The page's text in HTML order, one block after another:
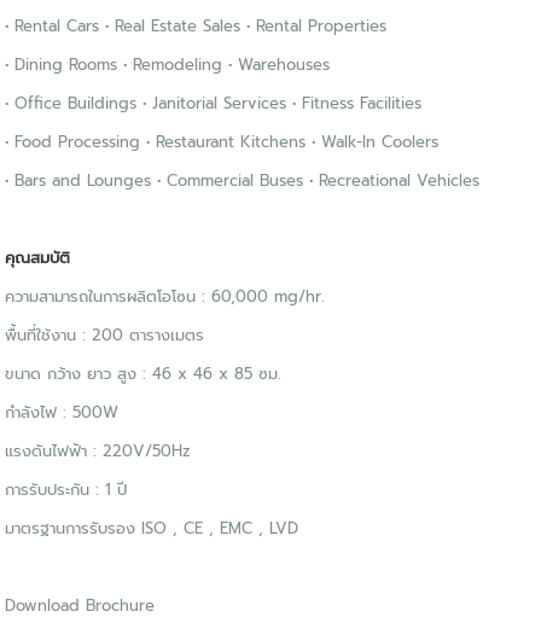
• Rental Cars • Real Estate Sales • Rental Properties
• Dining Rooms • Remodeling • Warehouses
• Office Buildings • Janitorial Services • Fitness Facilities
• Food Processing • Restaurant Kitchens • Walk-In Coolers
• Bars and Lounges • Commercial Buses • Recreational Vehicles
คุณสมบัติ
ความสามารถในการผลิตโอโซน : 60,000 mg/hr.
พื้นที่ใช้งาน : 200 ตารางเมตร
ขนาด กว้าง ยาว สูง : 46 x 46 x 85 ซม.
กำลังไฟ : 500W
แรงดันไฟฟ้า : 220V/50Hz
การรับประกัน : 1 ปี
มาตรฐานการรับรอง ISO , CE , EMC , LVD
Download Brochure